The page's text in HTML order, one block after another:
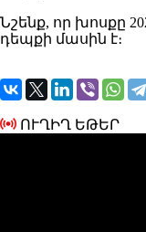
Նշենք, որ խոսքը
դեպքի մասին է։
ՈՒՂԻՂ ԵԹԵՐ